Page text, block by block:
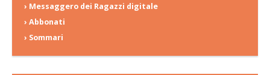
› Messaggero dei Ragazzi digitale
› Abbonati
› Sommari